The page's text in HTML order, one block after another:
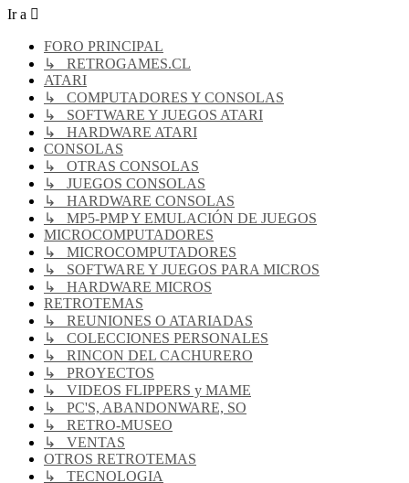
Ir a
FORO PRINCIPAL
↳ RETROGAMES.CL
ATARI
↳ COMPUTADORES Y CONSOLAS
↳ SOFTWARE Y JUEGOS ATARI
↳ HARDWARE ATARI
CONSOLAS
↳ OTRAS CONSOLAS
↳ JUEGOS CONSOLAS
↳ HARDWARE CONSOLAS
↳ MP5-PMP Y EMULACIÓN DE JUEGOS
MICROCOMPUTADORES
↳ MICROCOMPUTADORES
↳ SOFTWARE Y JUEGOS PARA MICROS
↳ HARDWARE MICROS
RETROTEMAS
↳ REUNIONES O ATARIADAS
↳ COLECCIONES PERSONALES
↳ RINCON DEL CACHURERO
↳ PROYECTOS
↳ VIDEOS FLIPPERS y MAME
↳ PC'S, ABANDONWARE, SO
↳ RETRO-MUSEO
↳ VENTAS
OTROS RETROTEMAS
↳ TECNOLOGIA